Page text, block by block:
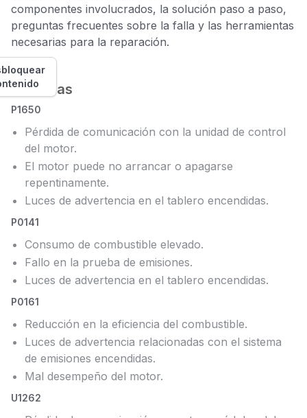
componentes involucrados, la solución paso a paso,
preguntas frecuentes sobre la falla y las herramientas
necesarias para la reparación.
Síntomas
P1650
Pérdida de comunicación con la unidad de control
del motor.
El motor puede no arrancar o apagarse
repentinamente.
Luces de advertencia en el tablero encendidas.
P0141
Consumo de combustible elevado.
Fallo en la prueba de emisiones.
Luces de advertencia en el tablero encendidas.
P0161
Reducción en la eficiencia del combustible.
Luces de advertencia relacionadas con el sistema
de emisiones encendidas.
Mal desempeño del motor.
U1262